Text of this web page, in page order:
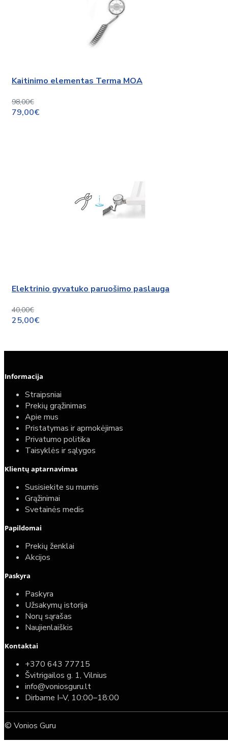
Kaitinimo elementas Terma MOA
98,00€
79,00€
Elektrinio gyvatuko paruošimo paslauga
40,00€
25,00€
Komplektas: Tece potinkinis WC rėmas su baltu
lėtaeigiu dangčiu
587,00€
389,00€
Informacija
Straipsniai
Prekių grąžinimas
Apie mus
Pristatymas ir apmokėjimas
Privatumo politika
Taisyklės ir sąlygos
Klientų aptarnavimas
Susisiekite su mumis
Grąžinimai
Svetainės medis
Papildomai
Prekių ženklai
Akcijos
Paskyra
Paskyra
Užsakymų istorija
Norų sąrašas
Naujienlaiškis
Kontaktai
+370 643 77715
Švitrigailos g. 1, Vilnius
info@voniosguru.lt
Dirbame I–V, 10:00–18:00
© Vonios Guru